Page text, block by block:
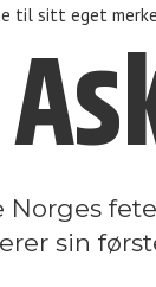
til sitt eget
Norges
sin